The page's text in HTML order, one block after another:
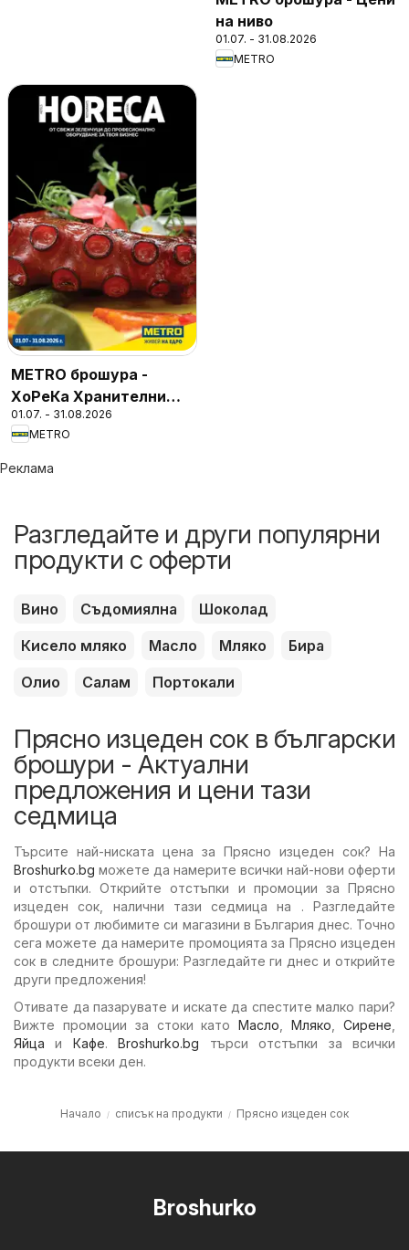
на ниво
01.07. - 31.08.2026
METRO
METRO брошура -
ХоРеКа Хранителни
стоки
01.07. - 31.08.2026
METRO
Реклама
Разгледайте и други популярни
продукти с оферти
Вино Съдомиялна
Шоколад
Кисело мляко
Масло Мляко
Бира
Олио
Салам Портокали
Прясно изцеден сок в български
брошури - Актуални
предложения и цени тази
седмица
Търсите най-ниската цена за Прясно изцеден сок? На
Broshurko.bg можете да намерите всички най-нови оферти
и отстъпки. Открийте отстъпки и промоции за Прясно
изцеден сок, налични тази седмица на . Разгледайте
брошури от любимите си магазини в България днес. Точно
сега можете да намерите промоцията за Прясно изцеден
сок в следните брошури: Разгледайте ги днес и открийте
други предложения!
Отивате да пазарувате и искате да спестите малко пари?
Вижте промоции за стоки катоМасло ,Мляко ,Сирене
Яйца и Кафе.Broshurko.bg търси отстъпки за всички
продукти всеки ден.
Начало списък на продукти Прясно изцеден сок
Broshurko